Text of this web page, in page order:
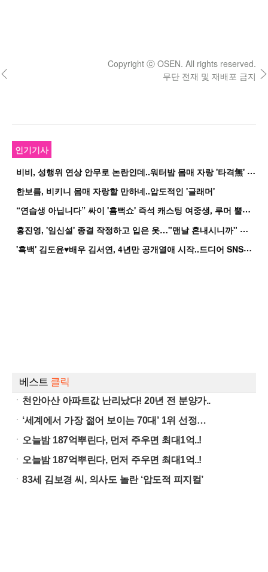
Copyright ⓒ OSEN. All rights reserved.
무단 전재 및 재배포 금지
인기기사
비
비, 성행위 연상 안무로 논란인데..워터밤 몸매 자랑 '타격無' 근황
한보름, 비키니 몸매 자랑할 만하네..압도적인 '글래머'
“
연습생 아닙니다” 싸이 '흠뻑쇼' 즉석 캐스팅 여중생, 루머 뿔났다[Oh!쎈 이...
홍
진영, '임신설' 종결 작정하고 입은 옷…"맨날 혼내시니까" 억울
'
흑백' 김도윤♥배우 김서연, 4년만 공개열애 시작..드디어 SNS에 노출 [핫피...